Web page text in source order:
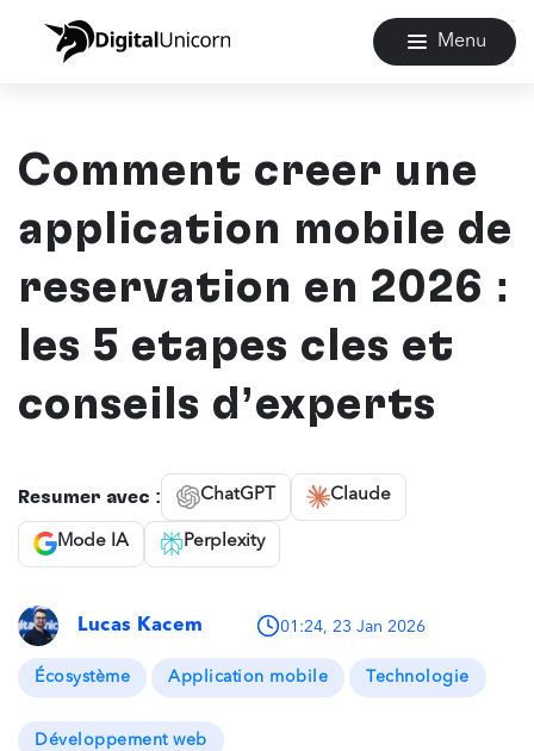
Menu
Comment créer une
application mobile de
réservation en 2026 :
les 5 étapes clés et
conseils d’experts
Résumer avec : ChatGPT Claude
Mode IA Perplexity
Lucas Kacem 01:24, 23 Jan 2026
Écosystème Application mobile Technologie
Développement web